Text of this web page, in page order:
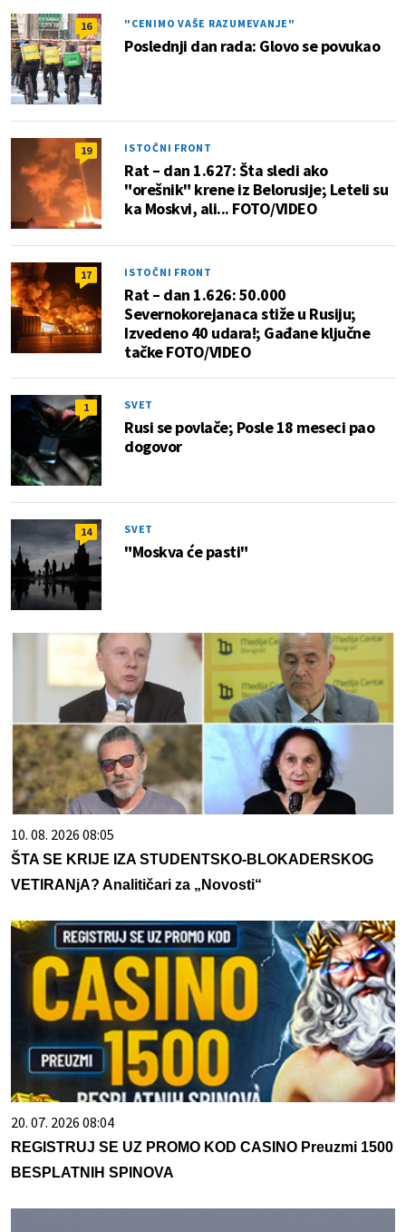
16 "CENIMO VAŠE RAZUMEVANJE"
Poslednji dan rada: Glovo se povukao
19 ISTOČNI FRONT
Rat – dan 1.627: Šta sledi ako
"orešnik" krene iz Belorusije; Leteli su
ka Moskvi, ali... FOTO/VIDEO
17 ISTOČNI FRONT
Rat – dan 1.626: 50.000
Severnokorejanaca stiže u Rusiju;
Izvedeno 40 udara!; Gađane ključne
tačke FOTO/VIDEO
1 SVET
Rusi se povlače; Posle 18 meseci pao
dogovor
14 SVET
"Moskva će pasti"
10. 08. 2026 08:05
ŠTA SE KRIJE IZA STUDENTSKO-BLOKADERSKOG
VETIRANjA? Analitičari za „Novosti“
20. 07. 2026 08:04
REGISTRUJ SE UZ PROMO KOD CASINO Preuzmi 1500
BESPLATNIH SPINOVA